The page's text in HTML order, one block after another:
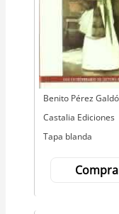
Autor
Benito Pérez
Editorial
Castalia Ediciones
Tapa blanda